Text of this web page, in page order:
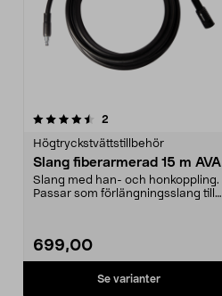
2
Högtryckstvättstillbehör
Slang fiberarmerad 15 m AVA
Slang med han- och honkoppling.
Passar som förlängningsslang till
699,00
Se varianter